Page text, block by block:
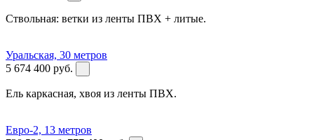
Ствольная: ветки из ленты ПВХ + литые.
Уральская, 30 метров
5 674 400 руб.
Ель каркасная, хвоя из ленты ПВХ.
Евро-2, 13 метров